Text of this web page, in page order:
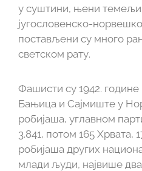
у суштини, њени
југословенско-
постављени су много
светском рату.
Фашисти су 1942.
Бањица и Сајмиште у
робијаша, углавном
3.841, потом 165 Хрвата,
робијаша других
млади људи, највише